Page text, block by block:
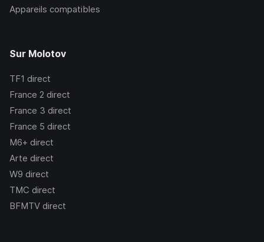
Appareils compatibles
Sur Molotov
TF1 direct
France 2 direct
France 3 direct
France 5 direct
M6+ direct
Arte direct
W9 direct
TMC direct
BFMTV direct